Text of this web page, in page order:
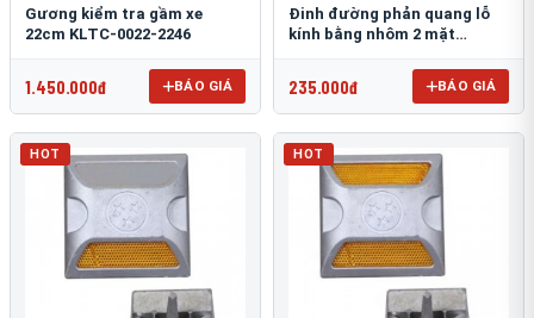
Gương kiểm tra gầm xe
22cm KLTC-0022-2246
1.450.000đ BÁO GIÁ
Đinh đường phản quang lỗ
kính bằng nhôm 2 mặt
235.000đ BÁO GIÁ
HOT HOT